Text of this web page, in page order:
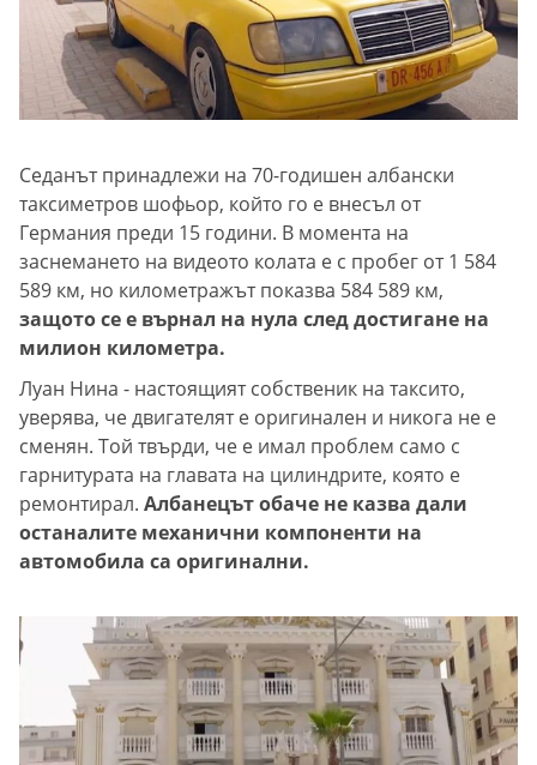
Седанът принадлежи на 70-годишен албански
таксиметров шофьор, който го е внесъл от
Германия преди 15 години. В момента на
заснемането на видеото колата е с пробег от 1 584
589 км, но километражът показва 584 589 км,
защото се е върнал на нула след достигане на
милион километра.
Луан Нина - настоящият собственик на таксито,
уверява, че двигателят е оригинален и никога не е
сменян. Той твърди, че е имал проблем само с
гарнитурата на главата на цилиндрите, която е
ремонтирал. Албанецът обаче не казва дали
останалите механични компоненти на
автомобила са оригинални.